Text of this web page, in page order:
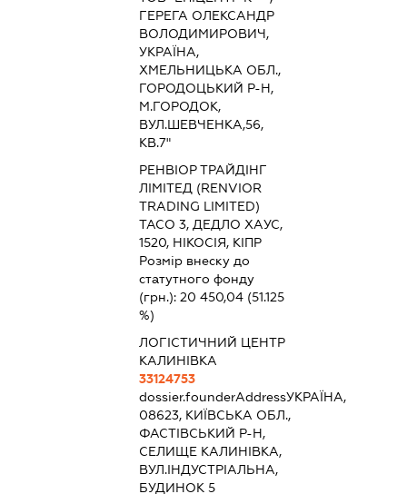
ГЕРЕГА ОЛЕКСАНДР
ВОЛОДИМИРОВИЧ,
УКРАЇНА,
ХМЕЛЬНИЦЬКА ОБЛ.,
ГОРОДОЦЬКИЙ Р-Н,
М.ГОРОДОК,
ВУЛ.ШЕВЧЕНКА,56,
КВ.7"
РЕНВІОР ТРАЙДІНГ
ЛІМІТЕД (RENVIOR
TRADING LIMITED)
ТАСО 3, ДЕДЛО ХАУС,
1520, НІКОСІЯ, КІПР
Розмір внеску до
статутного фонду
(грн.):20 450,04 (51.125
%)
ЛОГІСТИЧНИЙ ЦЕНТР
КАЛИНІВКА
33124753
dossier.founderAddressУКРАЇНА,
08623, КИЇВСЬКА ОБЛ.,
ФАСТІВСЬКИЙ Р-Н,
СЕЛИЩЕ КАЛИНІВКА,
ВУЛ.ІНДУСТРІАЛЬНА,
БУДИНОК 5